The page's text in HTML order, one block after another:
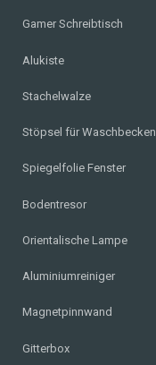
Gamer Schreibtisch
Alukiste
Stachelwalze
Stöpsel für Waschbecken
Spiegelfolie Fenster
Bodentresor
Orientalische Lampe
Aluminiumreiniger
Magnetpinnwand
Gitterbox